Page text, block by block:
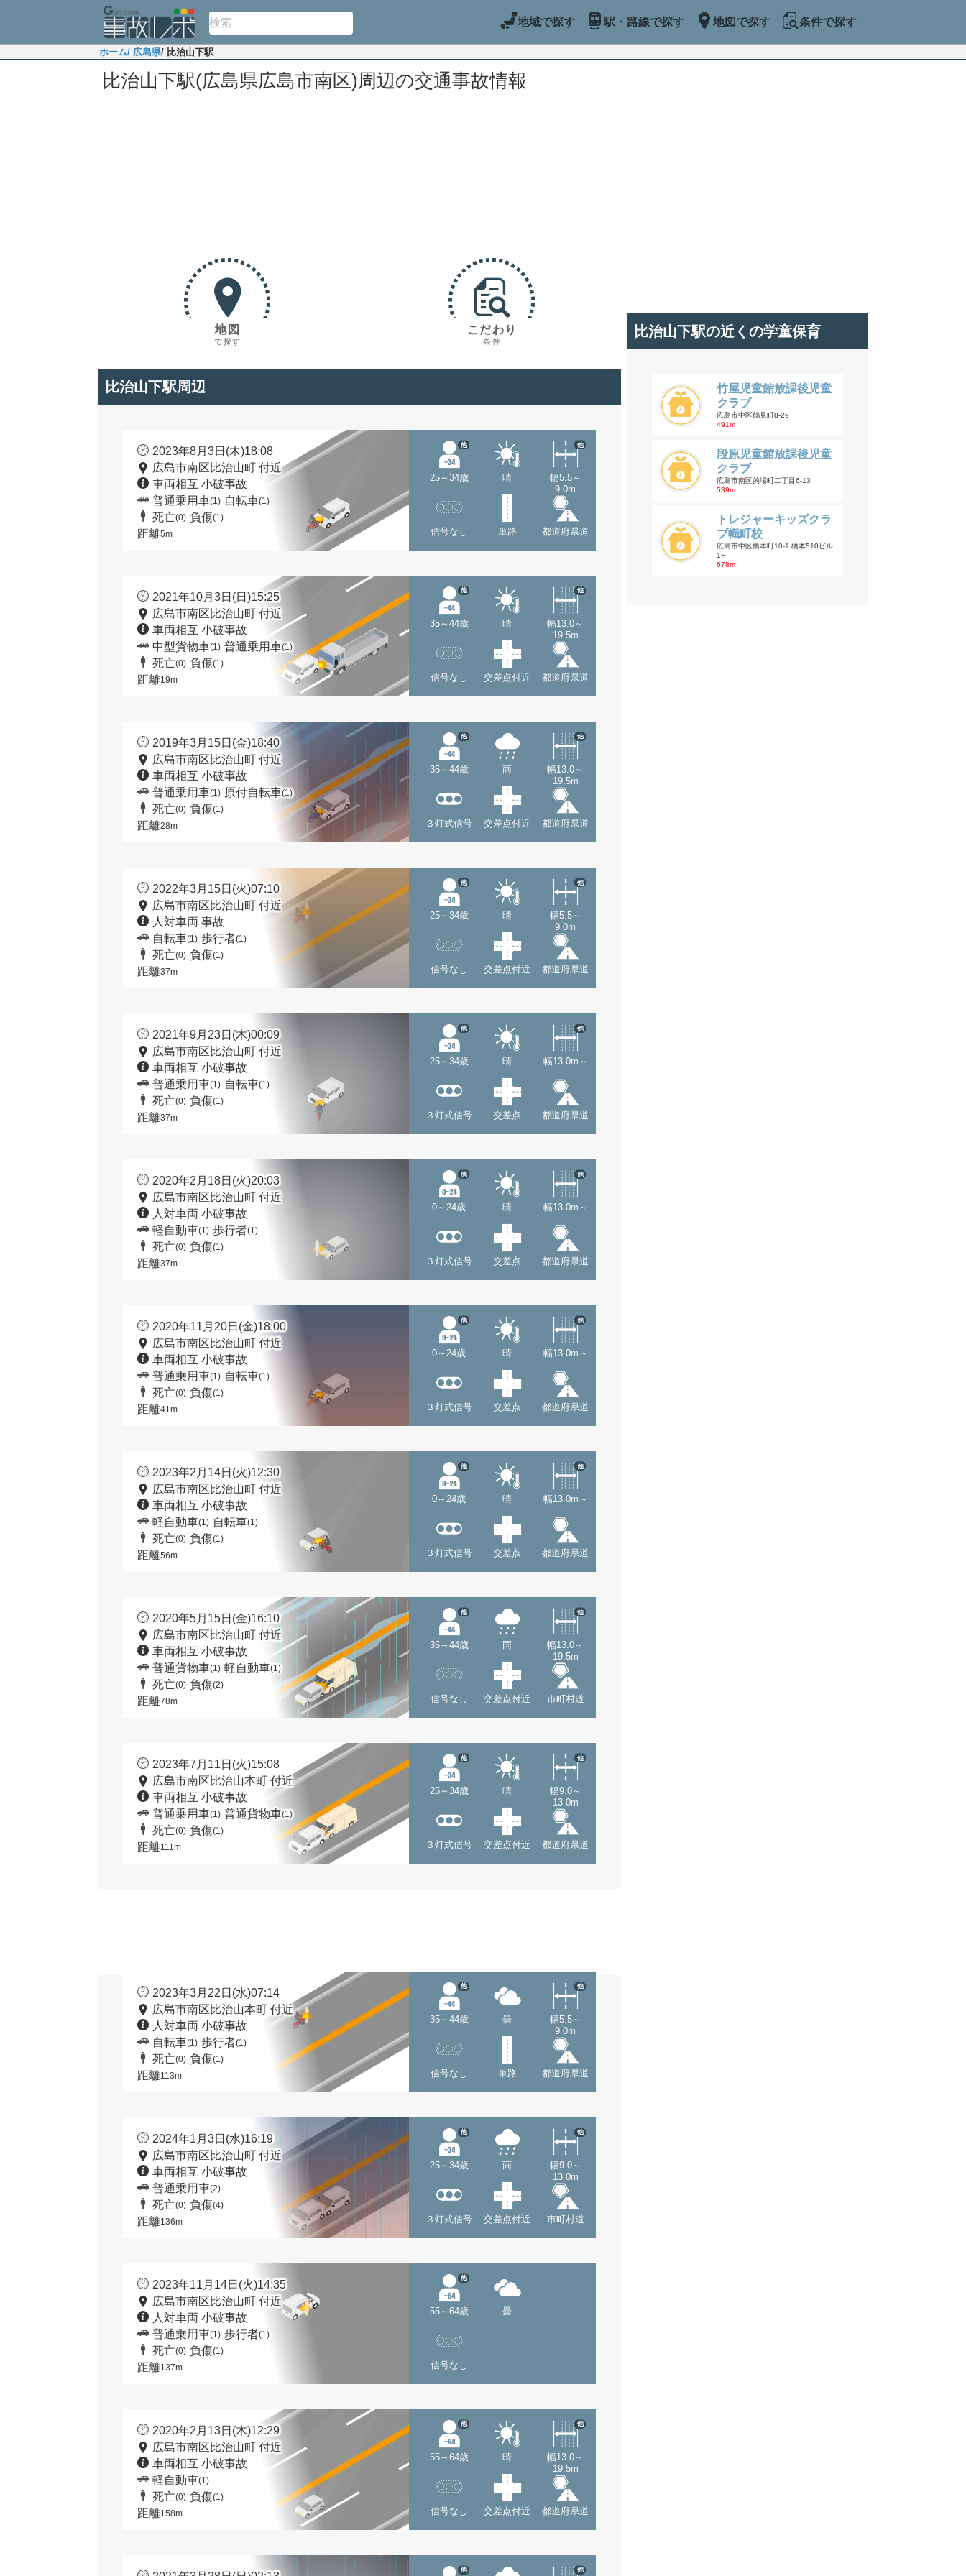
地域で探す 駅・路線で探す 地図で探す 条件で探す
ホーム/ 広島県/ 比治山下駅
比治山下駅(広島県広島市南区)周辺の交通事故情報
地図
で探す
こだわり
条件
比治山下駅周辺
2023年8月3日(木)18:08
広島市南区比治山町 付近
車両相互 小破事故
普通乗用車(1) 自転車(1)
死亡(0) 負傷(1)
距離5m
25～34歳
他
晴
幅5.5～
9.0m
他
信号なし 単路 都道府県道
2021年10月3日(日)15:25
広島市南区比治山町 付近
車両相互 小破事故
中型貨物車(1) 普通乗用車(1)
死亡(0) 負傷(1)
距離19m
35～44歳
他
晴
幅13.0～
19.5m
他
信号なし 交差点付近 都道府県道
2019年3月15日(金)18:40
広島市南区比治山町 付近
車両相互 小破事故
普通乗用車(1) 原付自転車(1)
死亡(0) 負傷(1)
距離28m
35～44歳
他
雨
幅13.0～
19.5m
他
３灯式信号 交差点付近 都道府県道
2022年3月15日(火)07:10
広島市南区比治山町 付近
人対車両 事故
自転車(1) 歩行者(1)
死亡(0) 負傷(1)
距離37m
25～34歳
他
晴
幅5.5～
9.0m
他
信号なし 交差点付近 都道府県道
2021年9月23日(木)00:09
広島市南区比治山町 付近
車両相互 小破事故
普通乗用車(1) 自転車(1)
死亡(0) 負傷(1)
距離37m
25～34歳
他
晴 幅13.0m～
他
３灯式信号 交差点 都道府県道
2020年2月18日(火)20:03
広島市南区比治山町 付近
人対車両 小破事故
軽自動車(1) 歩行者(1)
死亡(0) 負傷(1)
距離37m
0～24歳
他
晴 幅13.0m～
他
３灯式信号 交差点 都道府県道
2020年11月20日(金)18:00
広島市南区比治山町 付近
車両相互 小破事故
普通乗用車(1) 自転車(1)
死亡(0) 負傷(1)
距離41m
0～24歳
他
晴 幅13.0m～
他
３灯式信号 交差点 都道府県道
2023年2月14日(火)12:30
広島市南区比治山町 付近
車両相互 小破事故
軽自動車(1) 自転車(1)
死亡(0) 負傷(1)
距離56m
0～24歳
他
晴 幅13.0m～
他
３灯式信号 交差点 都道府県道
2020年5月15日(金)16:10
広島市南区比治山町 付近
車両相互 小破事故
普通貨物車(1) 軽自動車(1)
死亡(0) 負傷(2)
距離78m
35～44歳
他
雨
幅13.0～
19.5m
他
信号なし 交差点付近 市町村道
2023年7月11日(火)15:08
広島市南区比治山本町 付近
車両相互 小破事故
普通乗用車(1) 普通貨物車(1)
死亡(0) 負傷(1)
距離111m
25～34歳
他
晴
幅9.0～
13.0m
他
３灯式信号 交差点付近 都道府県道
2023年3月22日(水)07:14
広島市南区比治山本町 付近
人対車両 小破事故
自転車(1) 歩行者(1)
死亡(0) 負傷(1)
距離113m
35～44歳
他
曇
幅5.5～
9.0m
他
信号なし 単路 都道府県道
2024年1月3日(水)16:19
広島市南区比治山町 付近
車両相互 小破事故
普通乗用車(2)
死亡(0) 負傷(4)
距離136m
25～34歳
他
雨
幅9.0～
13.0m
他
３灯式信号 交差点付近 市町村道
2023年11月14日(火)14:35
広島市南区比治山町 付近
人対車両 小破事故
普通乗用車(1) 歩行者(1)
死亡(0) 負傷(1)
距離137m
55～64歳
他
曇
信号なし
2020年2月13日(木)12:29
広島市南区比治山町 付近
車両相互 小破事故
軽自動車(1)
死亡(0) 負傷(1)
距離158m
55～64歳
他
晴
幅13.0～
19.5m
他
信号なし 交差点付近 都道府県道
他 他
比治山下駅の近くの学童保育
竹屋児童館放課後児童
クラブ
広島市中区鶴見町8-29
491m
段原児童館放課後児童
クラブ
広島市南区的場町二丁目6-13
539m
トレジャーキッズクラ
ブ幟町校
広島市中区橋本町10-1 橋本510ビル
1F
678m